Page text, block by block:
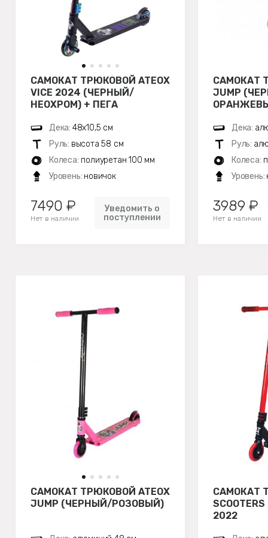
САМОКАТ ТРЮКОВОЙ ATEOX
VICE 2024 (ЧЕРНЫЙ/
НЕОХРОМ) + ПЕГА
Дека: 48х10,5 см
Руль: высота 58 см
Колеса: полиуретан 100 мм
Уровень: новичок
7490 ₽
Нет в наличии
Уведомить о
поступлении
САМОКАТ
JUMP
Дека:
Руль:
Колеса:
Уровень:
3989 ₽
Нет в наличии
САМОКАТ ТРЮКОВОЙ ATEOX
JUMP (ЧЕРНЫЙ/РОЗОВЫЙ)
САМОКАТ
2022